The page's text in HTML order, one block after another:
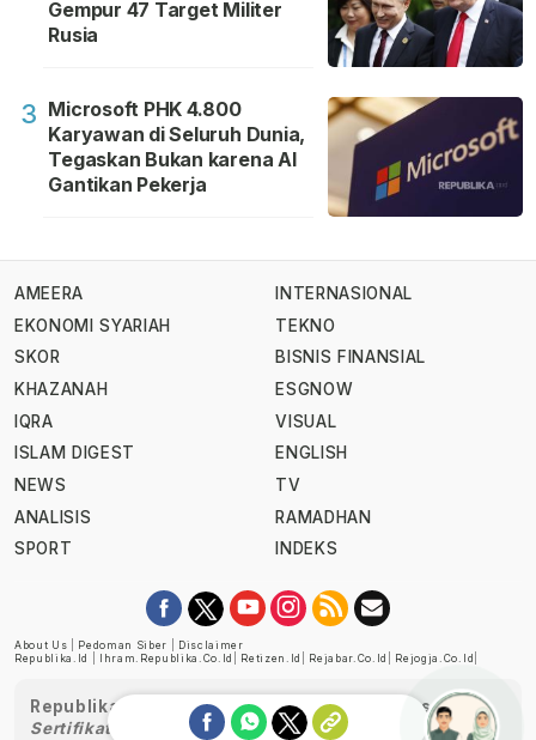
Gempur 47 Target Militer
Rusia
3 Microsoft PHK 4.800
Karyawan di Seluruh Dunia,
Tegaskan Bukan karena AI
Gantikan Pekerja
AMEERA
EKONOMI SYARIAH
SKOR
KHAZANAH
IQRA
ISLAM DIGEST
NEWS
ANALISIS
SPORT
INTERNASIONAL
TEKNO
BISNIS FINANSIAL
ESGNOW
VISUAL
ENGLISH
TV
RAMADHAN
INDEKS
About Us Pedoman Siber
Disclaimer
Republika.id
Ihram.republika.co.id Retizen.id Rejabar.co.id Rejogja.co.id
Republika telah diverifikasi oleh Dewan Pers
Sertifikat Nomor 1058/DP-Verifikasi/K/XII/2022